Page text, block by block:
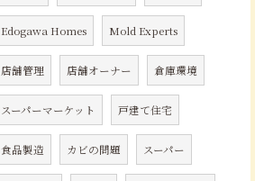
Edogawa Homes Mold Experts
店舗管理 店舗オーナー 倉庫環境
スーパーマーケット 戸建て住宅
食品製造 カビの問題 スーパー